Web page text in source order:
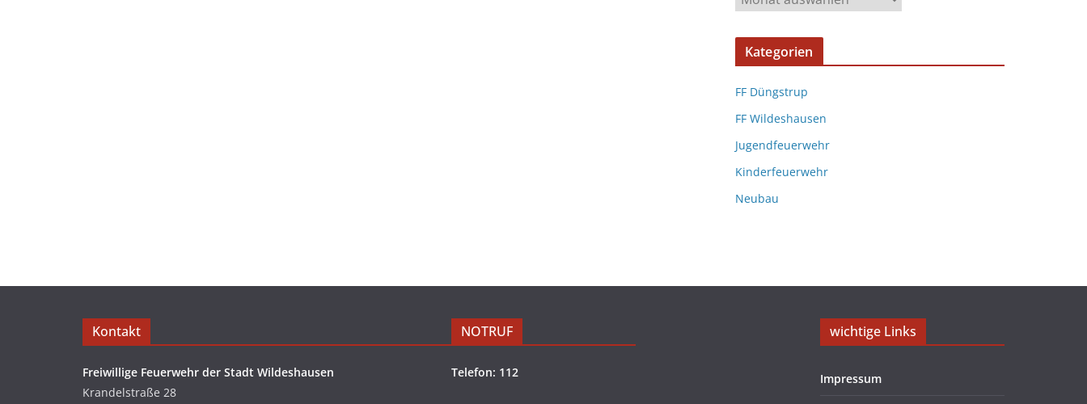
Kategorien
FF Düngstrup
FF Wildeshausen
Jugendfeuerwehr
Kinderfeuerwehr
Neubau
Kontakt
Freiwillige Feuerwehr der Stadt Wildeshausen
Krandelstraße 28
NOTRUF
Telefon: 112
wichtige Links
Impressum